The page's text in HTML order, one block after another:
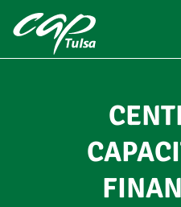
Skip to main content